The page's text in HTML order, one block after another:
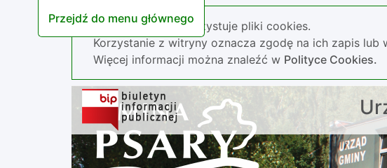
Przejdź do menu głównego
Nasza strona wykorzystuje pliki cookies.
Korzystanie z witryny oznacza zgodę na ich zapis lub
Więcej informacji można znaleźć w Polityce Cookies.